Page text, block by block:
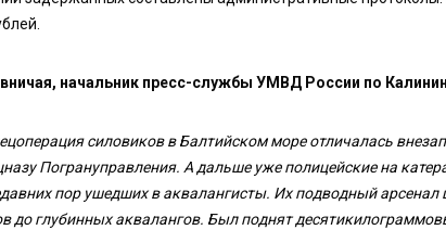
начальник пресс-службы УМВД России по
силовиков в Балтийском море отличалась
Погрануправления. А дальше уже полицейские на
пор ушедших в аквалангисты. Их подводный
до глубинных аквалангов. Был поднят